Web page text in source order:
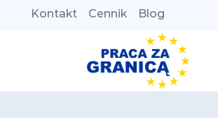
Kontakt Cennik Blog